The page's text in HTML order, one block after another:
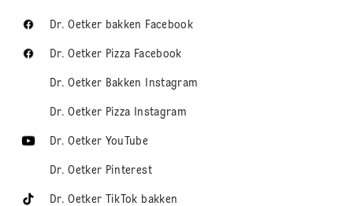
Dr. Oetker bakken Facebook
Dr. Oetker Pizza Facebook
Dr. Oetker Bakken Instagram
Dr. Oetker Pizza Instagram
Dr. Oetker YouTube
Dr. Oetker Pinterest
Dr. Oetker TikTok bakken